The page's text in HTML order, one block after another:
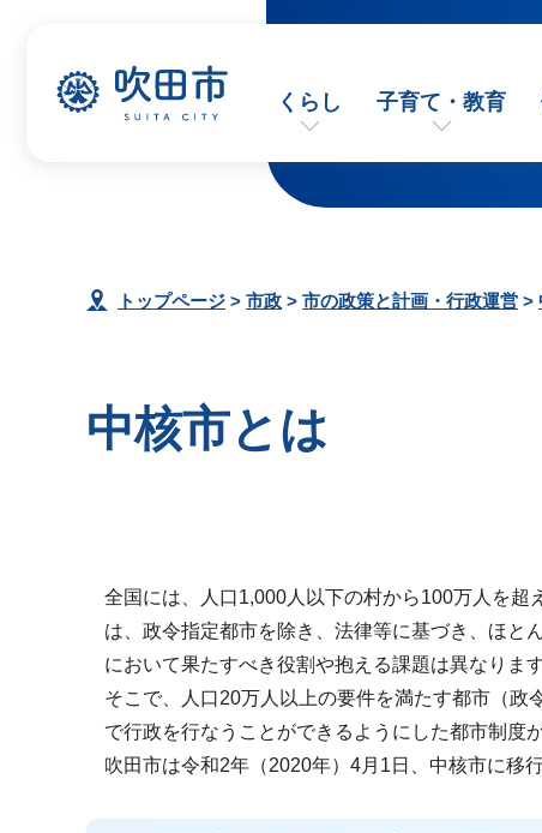
くらし 子育て・教育
トップページ > 市政 > 市の政策と計画・行政運営 >
中核市とは
全国には、人口1,000人以下の村から100万人を
は、政令指定都市を除き、法律等に基づき、ほと
において果たすべき役割や抱える課題は異なります
そこで、人口20万人以上の要件を満たす都市（政
で行政を行なうことができるようにした都市制度
吹田市は令和2年（2020年）4月1日、中核市に移行